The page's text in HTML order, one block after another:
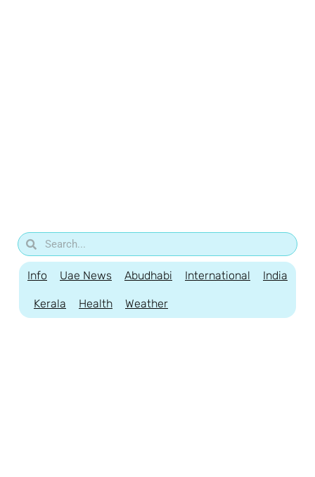
Info Uae News Abudhabi International India
Kerala Health Weather